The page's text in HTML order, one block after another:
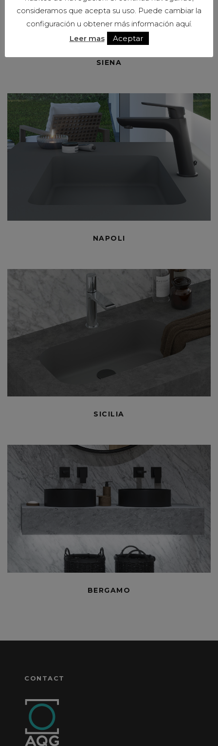
SIENA
NAPOLI
SICILIA
BERGAMO
CONTACT
consideramos que acepta su uso. Puede cambiar la
configuración u obtener más información aquí.
Leer mas
Aceptar